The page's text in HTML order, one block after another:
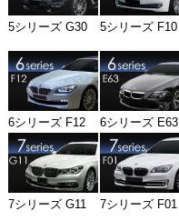
5シリーズ G30 5シリーズ F10
6シリーズ F12 6シリーズ E63
7シリーズ G11 7シリーズ F01